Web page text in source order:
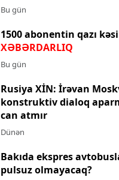
Bu gün
1500 abonentin qazı
XƏBƏRDARLIQ
Bu gün
Rusiya XİN: İrəvan
konstruktiv dialoq
can atmır
Dünən
Bakıda ekspres
pulsuz olmayacaq?